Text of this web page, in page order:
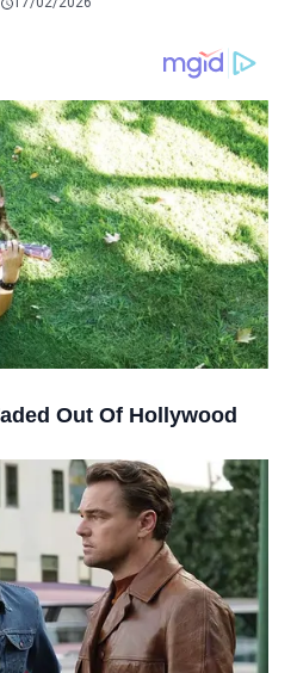
producían desde 2023